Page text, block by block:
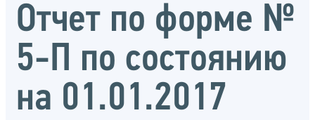
Отчет по форме №
5-П по состоянию
на 01.01.2017